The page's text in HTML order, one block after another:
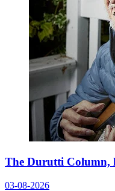
The Durutti Column,
03-08-2026